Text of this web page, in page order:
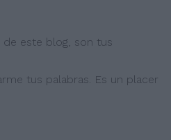
de este blog, son tus
tus palabras. Es un placer